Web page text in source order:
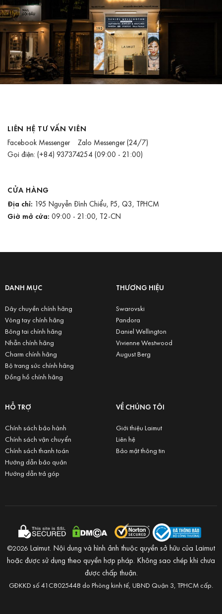
LIÊN HỆ TƯ VẤN VIÊN
Facebook Messenger Zalo Messenger(24/7)
Gọi điện: (+84) 937374254(09:00 - 21:00)
CỬA HÀNG
Địa chỉ: 195 Nguyễn Đình Chiểu, P5, Q3, TPHCM
Giờ mở cửa: 09:00 - 21:00, T2-CN
DANH MỤC
Dây chuyền chính hãng
Vòng tay chính hãng
Bông tai chính hãng
Nhẫn chính hãng
Charm chính hãng
Bộ trang sức chính hãng
Đồng hồ chính hãng
THƯƠNG HIỆU
Swarovski
Pandora
Daniel Wellington
Vivienne Westwood
August Berg
HỖ TRỢ
Chính sách bảo hành
Chính sách vận chuyển
Chính sách thanh toán
Hướng dẫn bảo quản
Hướng dẫn trả góp
VỀ CHÚNG TÔI
Giới thiệu Laimut
Liên hệ
Bảo mật thông tin
©2026 Laimut. Nội dung và hình ảnh thuộc quyền sở hữu của Laimut
hoặc được sử dụng theo quyền hợp pháp. Không sao chép khi chưa
được chấp thuận.
GĐKKD số 41C8025448 do Phòng kinh tế, UBND Quận 3, TPHCM cấp.